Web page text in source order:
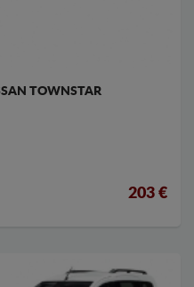
TOWNSTAR
203 €